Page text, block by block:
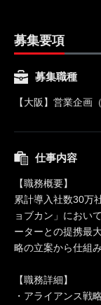
募集要項
募集職種
【大阪】営業企画
仕事内容
【職務概要】
累計導入社数30万
ョブカン」におい
ーターとの提携最
略の立案から仕組
【職務詳細】
・アライアンス戦